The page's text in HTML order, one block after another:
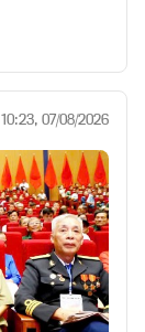
10:23, 07/08/2026